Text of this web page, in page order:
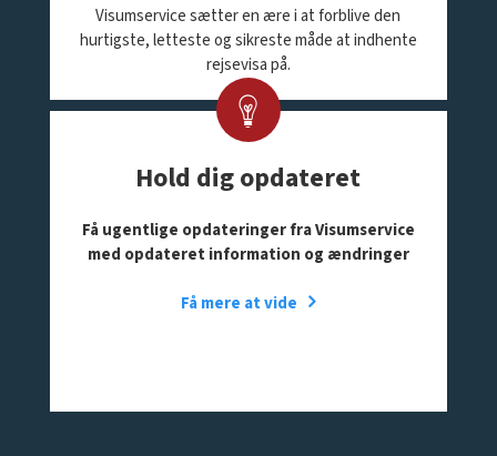
Visumservice sætter en ære i at forblive den
hurtigste, letteste og sikreste måde at indhente
rejsevisa på.
Hold dig opdateret
Få ugentlige opdateringer fra Visumservice
med opdateret information og ændringer
Få mere at vide